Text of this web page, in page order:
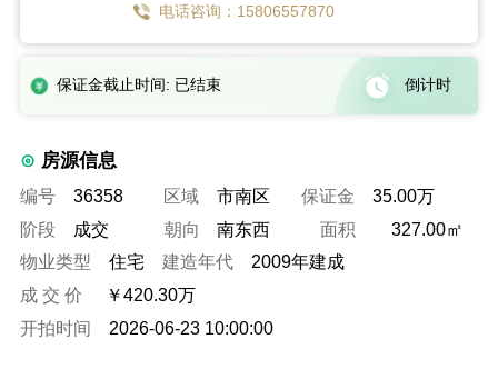
电话咨询：15806557870
保证金截止时间: 已结束 倒计时
房源信息
编号 36358 区域 市南区 保证金
35.00万
阶段
成交 朝向 南东西 面积
327.00㎡
物业类型
住宅 建造年代
2009年建成
成 交 价
￥420.30万
开拍时间
2026-06-23 10:00:00